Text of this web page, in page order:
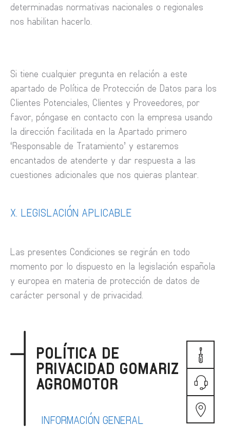
determinadas normativas nacionales o regionales
nos habilitan hacerlo.
Si tiene cualquier pregunta en relación a este
apartado de Política de Protección de Datos para los
Clientes Potenciales, Clientes y Proveedores, por
favor, póngase en contacto con la empresa usando
la dirección facilitada en la Apartado primero
‘Responsable de Tratamiento’ y estaremos
encantados de atenderte y dar respuesta a las
cuestiones adicionales que nos quieras plantear.
X. LEGISLACIÓN APLICABLE
Las presentes Condiciones se regirán en todo
momento por lo dispuesto en la legislación española
y europea en materia de protección de datos de
carácter personal y de privacidad.
POLÍTICA DE
PRIVACIDAD GOMARIZ
AGROMOTOR
INFORMACIÓN GENERAL
CITA
PREVIA
TE